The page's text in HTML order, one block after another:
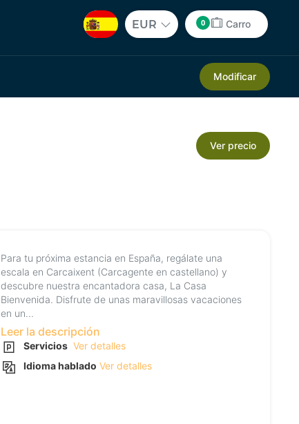
EUR 0 Carro
Modificar
Ver precio
Para tu próxima estancia en España, regálate una
escala en Carcaixent (Carcagente en castellano) y
descubre nuestra encantadora casa, La Casa
Bienvenida. Disfrute de unas maravillosas vacaciones
en un...
Leer la descripción
Servicios Ver detalles
Idioma hablado Ver detalles